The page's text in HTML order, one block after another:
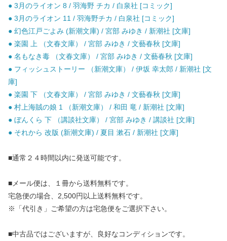
● 3月のライオン 8 / 羽海野 チカ / 白泉社 [コミック]
● 3月のライオン 11 / 羽海野チカ / 白泉社 [コミック]
● 幻色江戸ごよみ (新潮文庫) / 宮部 みゆき / 新潮社 [文庫]
● 楽園 上 （文春文庫） / 宮部 みゆき / 文藝春秋 [文庫]
● 名もなき毒 （文春文庫） / 宮部 みゆき / 文藝春秋 [文庫]
● フィッシュストーリー （新潮文庫） / 伊坂 幸太郎 / 新潮社 [文
庫]
● 楽園 下 （文春文庫） / 宮部 みゆき / 文藝春秋 [文庫]
● 村上海賊の娘 1 （新潮文庫） / 和田 竜 / 新潮社 [文庫]
● ぼんくら 下 （講談社文庫） / 宮部 みゆき / 講談社 [文庫]
● それから 改版 (新潮文庫) / 夏目 漱石 / 新潮社 [文庫]
■通常２４時間以内に発送可能です。
■メール便は、１冊から送料無料です。
宅急便の場合、2,500円以上送料無料です。
※「代引き」ご希望の方は宅急便をご選択下さい。
■中古品ではございますが、良好なコンディションです。